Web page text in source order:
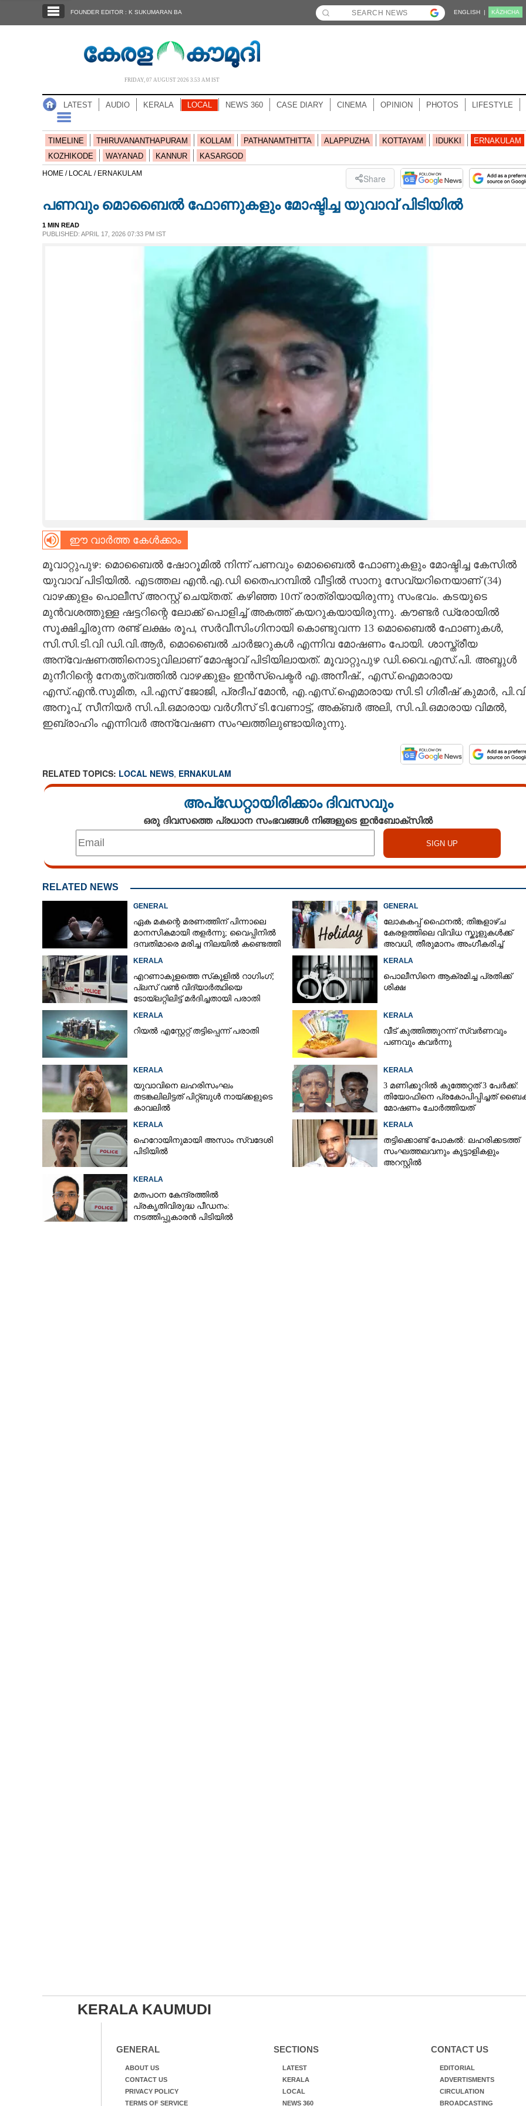
NOTIFIED NEWS
NEWS 360
CARTOONS
LITERATURE
CONTACT US
FOUNDER EDITOR : K SUKUMARAN BA ENGLISH | KĀZHCHA
FRIDAY, 07 AUGUST 2026 3.53 AM IST
LATEST AUDIO KERALA LOCAL NEWS 360 CASE DIARY CINEMA OPINION PHOTOS LIFESTYLE
TIMELINE THIRUVANANTHAPURAM KOLLAM PATHANAMTHITTA ALAPPUZHA KOTTAYAM IDUKKI
ERNAKULAM
KOZHIKODE
WAYANAD KANNUR KASARGOD
HOME / LOCAL / ERNAKULAM Share
പണവും മൊബൈൽ ഫോണുകളും മോഷ്ടിച്ച യുവാവ് പിടിയിൽ
1 MIN READ
PUBLISHED: APRIL 17, 2026 07:33 PM IST
ഈ വാർത്ത കേൾക്കാം
മൂവാറ്റുപുഴ: മൊബൈൽ ഷോറൂമിൽ നിന്ന് പണവും മൊബൈൽ ഫോണുകളും മോഷ്ടിച്ച കേസിൽ
യുവാവ് പിടിയിൽ. എടത്തല എൻ.എ.ഡി തൈപറമ്പിൽ വീട്ടിൽ സാനു സേവ്യറിനെയാണ് (34)
വാഴക്കുളം പൊലീസ് അറസ്റ്റ് ചെയ്തത്. കഴിഞ്ഞ 10ന് രാത്രിയായിരുന്നു സംഭവം. കടയുടെ
മുൻവശത്തുള്ള ഷട്ടറിന്റെ ലോക്ക് പൊളിച്ച് അകത്ത് കയറുകയായിരുന്നു. കൗണ്ടർ ഡ്രോയിൽ
സൂക്ഷിച്ചിരുന്ന രണ്ട് ലക്ഷം രൂപ, സർവീസിംഗിനായി കൊണ്ടുവന്ന 13 മൊബൈൽ ഫോണുകൾ,
സി.സി.ടി.വി ഡി.വി.ആർ, മൊബൈൽ ചാർജറുകൾ എന്നിവ മോഷണം പോയി. ശാസ്ത്രീയ
അന്വേഷണത്തിനൊടുവിലാണ് മോഷ്ടാവ് പിടിയിലായത്. മൂവാറ്റുപുഴ ഡി.വൈ.എസ്.പി. അബ്ദുൾ
മുനീറിന്റെ നേതൃത്വത്തിൽ വാഴക്കുളം ഇൻസ്പെക്ടർ എ.അനീഷ്., എസ്.ഐമാരായ
എസ്.എൻ.സുമിത, പി.എസ് ജോജി, പ്രദീപ് മോൻ, എ.എസ്.ഐമാരായ സി.ടി ഗിരീഷ് കുമാർ,
അനൂപ്, സീനിയർ സി.പി.ഒമാരായ വർഗീസ് ടി.വേണാട്ട്, അക്ബർ അലി, സി.പി.ഒമാരായ വിമൽ,
ഇബ്രാഹിം എന്നിവർ അന്വേഷണ സംഘത്തിലുണ്ടായിരുന്നു.
RELATED TOPICS: LOCAL NEWS, ERNAKULAM
അപ്ഡേറ്റായിരിക്കാം ദിവസവും
ഒരു ദിവസത്തെ പ്രധാന സംഭവങ്ങൾ നിങ്ങളുടെ ഇൻബോക്സിൽ
RELATED NEWS
GENERAL
ഏക മകന്റെ മരണത്തിന് പിന്നാലെ
മാനസികമായി തളർന്നു; വൈപ്പിനിൽ
ദമ്പതിമാരെ മരിച്ച നിലയിൽ കണ്ടെത്തി
GENERAL
ലോകകപ്പ് ഫെെനൽ; തിങ്കളാഴ്ച
കേരളത്തിലെ വിവിധ സ്കൂളുകൾക്ക്
അവധി, തീരുമാനം അംഗീകരിച്ച്
KERALA
എറണാകുളത്തെ സ്‌കൂളിൽ റാഗിംഗ്;
പ്ലസ് വൺ വിദ്യാർത്ഥിയെ
ടോയ്‌ലറ്റിലിട്ട് മർദിച്ചതായി പരാതി
KERALA
പൊലീസിനെ ആക്രമിച്ച പ്രതിക്ക്
ശിക്ഷ
KERALA
റിയൽ എസ്റ്റേറ്റ് തട്ടിപ്പെന്ന് പരാതി
KERALA
വീട് കുത്തിത്തുറന്ന് സ്വർണവും
പണവും കവർന്നു
KERALA
യുവാവിനെ ലഹരിസംഘം
തടങ്കലിലിട്ടത് പിറ്റ്ബുൾ നായ്‌ക്കളുടെ
കാവലിൽ
KERALA
3 മണിക്കൂറിൽ കുത്തേറ്റത് 3 പേർക്ക്:
തിയോഫിനെ പ്രകോപിപ്പിച്ചത്
മോഷണം ചോർത്തിയത്
KERALA
ഹെറോയിനുമായി അസാം സ്വദേശി
പിടിയിൽ
KERALA
തട്ടിക്കൊണ്ട് പോകൽ: ലഹരിക്കടത്ത്
സംഘത്തലവനും കൂട്ടാളികളും
അറസ്റ്റിൽ
KERALA
മതപഠന കേന്ദ്രത്തിൽ
പ്രകൃതിവിരുദ്ധ പീഡനം:
നടത്തിപ്പുകാരൻ പിടിയിൽ
KERALA KAUMUDI
GENERAL
ABOUT US
CONTACT US
PRIVACY POLICY
TERMS OF SERVICE
SECTIONS
LATEST
KERALA
LOCAL
NEWS 360
CONTACT US
EDITORIAL
ADVERTISMENTS
CIRCULATION
BROADCASTING